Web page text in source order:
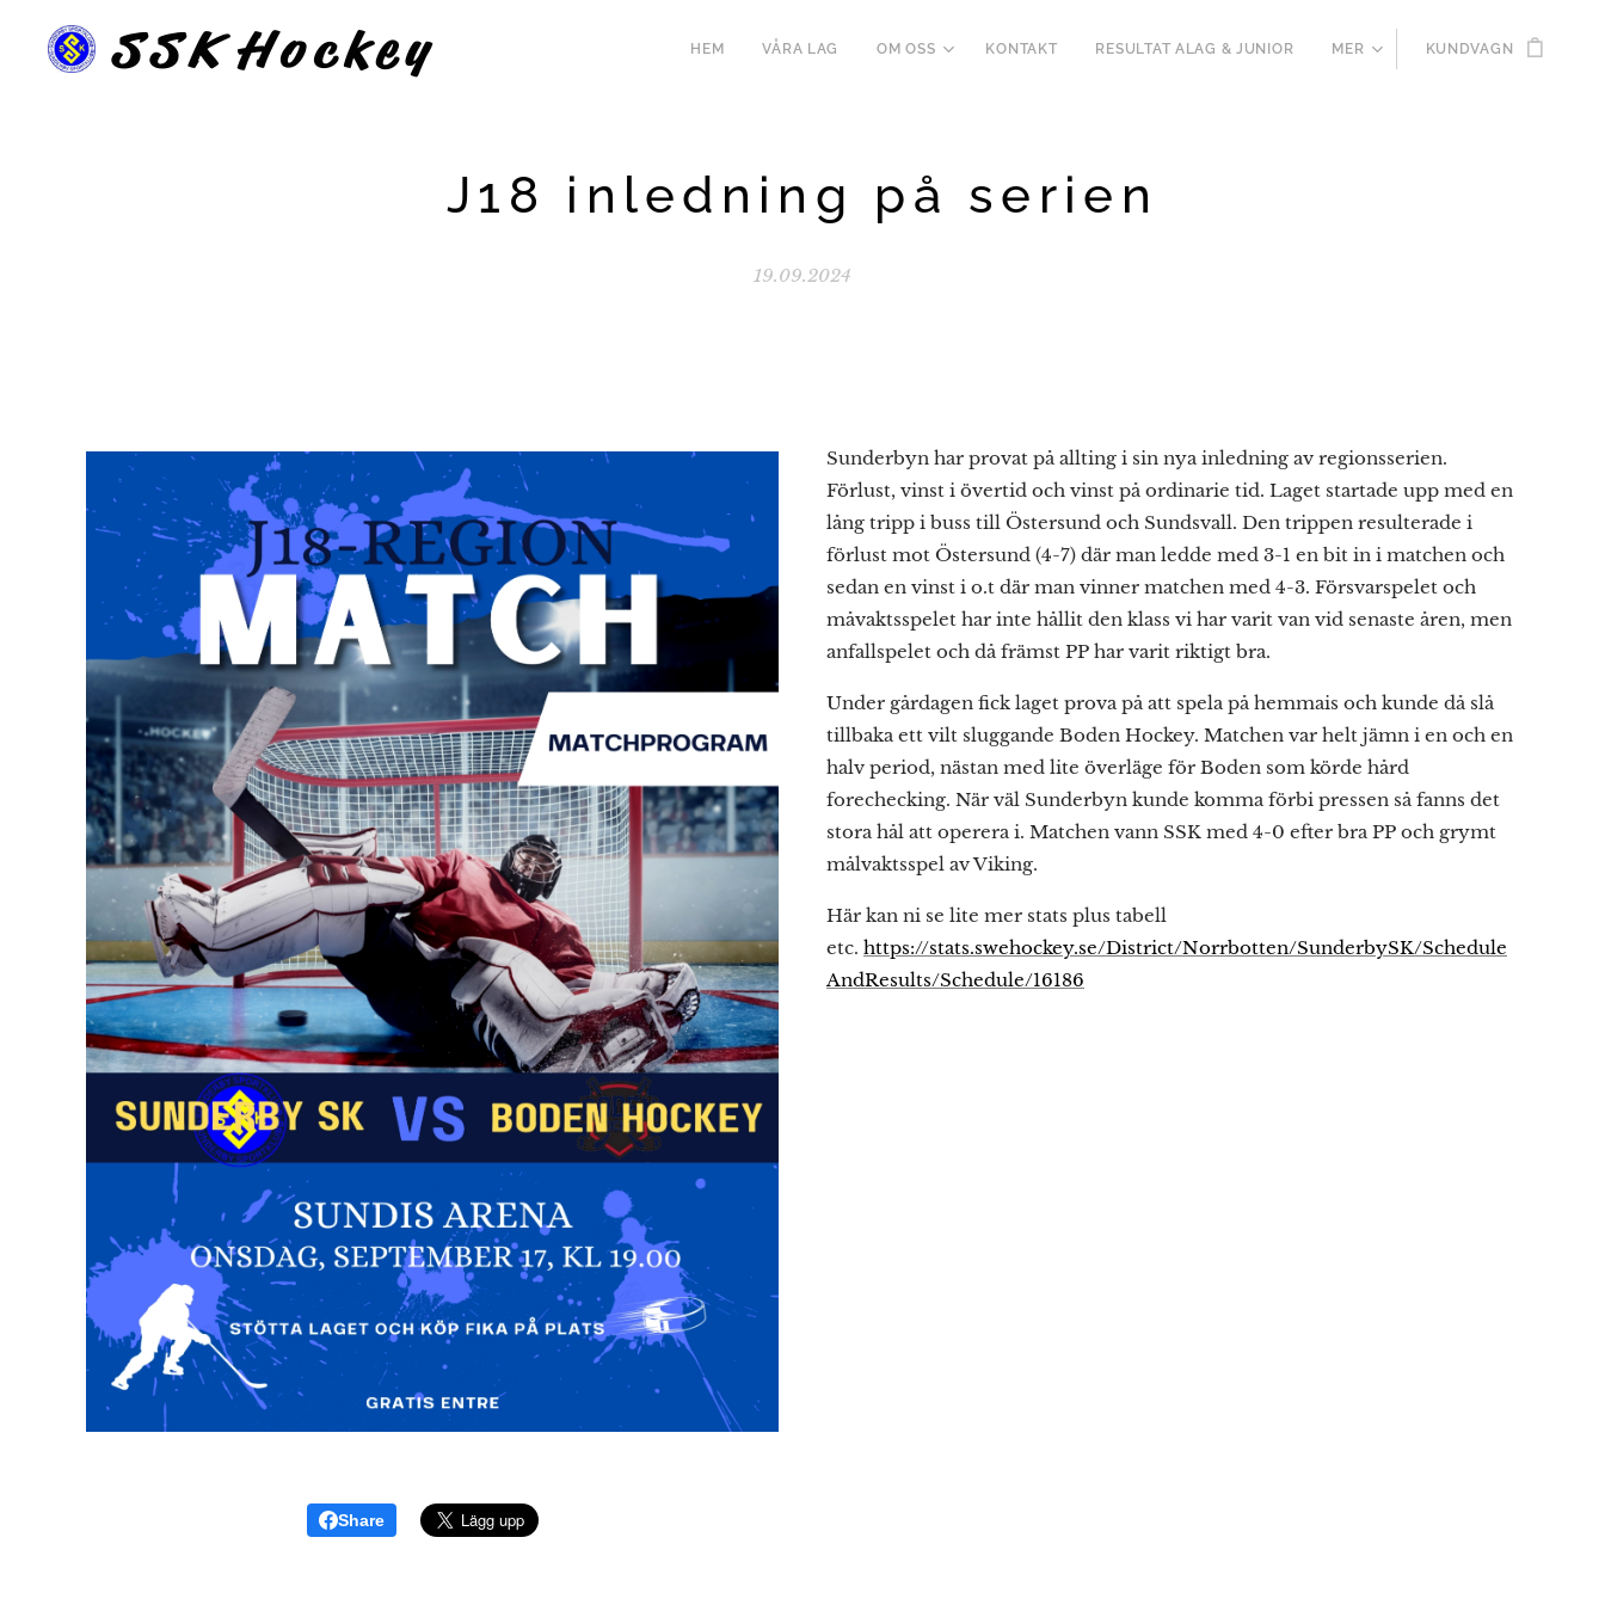
SSKHockey HEM VÅRA LAG OM OSS KONTAKT RESULTAT ALAG & JUNIOR MER KUNDVAGN
J18 inledning på serien
19.09.2024
Sunderbyn har provat på allting i sin nya inledning av regionsserien.
Förlust, vinst i övertid och vinst på ordinarie tid. Laget startade upp med en
lång tripp i buss till Östersund och Sundsvall. Den trippen resulterade i
förlust mot Östersund (4-7) där man ledde med 3-1 en bit in i matchen och
sedan en vinst i o.t där man vinner matchen med 4-3. Försvarspelet och
måvaktsspelet har inte hållit den klass vi har varit van vid senaste åren, men
anfallspelet och då främst PP har varit riktigt bra.
Under gårdagen fick laget prova på att spela på hemmais och kunde då slå
tillbaka ett vilt sluggande Boden Hockey. Matchen var helt jämn i en och en
halv period, nästan med lite överläge för Boden som körde hård
forechecking. När väl Sunderbyn kunde komma förbi pressen så fanns det
stora hål att operera i. Matchen vann SSK med 4-0 efter bra PP och grymt
målvaktsspel av Viking.
Här kan ni se lite mer stats plus tabell
etc. https://stats.swehockey.se/District/Norrbotten/SunderbySK/Schedule
AndResults/Schedule/16186
Share